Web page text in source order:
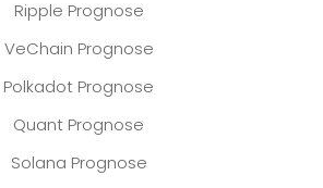
Ripple Prognose
VeChain Prognose
Polkadot Prognose
Quant Prognose
Solana Prognose